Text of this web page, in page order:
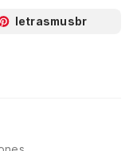
letrasmusbr